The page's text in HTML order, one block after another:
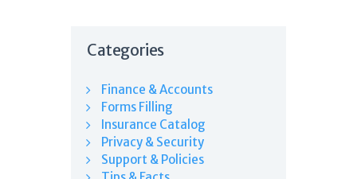
Categories
Finance & Accounts
Forms Filling
Insurance Catalog
Privacy & Security
Support & Policies